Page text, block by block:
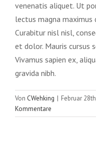
venenatis aliquet. Ut
lectus magna
Curabitur nisl nisl,
et dolor. Mauris cursus
Vivamus sapien ex,
gravida nibh.
Von CWehking | Februar
Kommentare